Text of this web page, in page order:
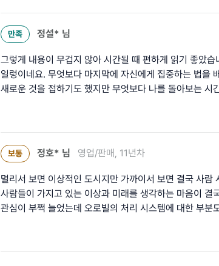
만족 정설* 님
그렇게 내용이 무겁지 않아 시간될 때 편하게 읽기 좋았
일렁이네요. 무엇보다 마지막에 자신에게 집중하는 법을
새로운 것을 접하기도 했지만 무엇보다 나를 돌아보는 시
보통 정호* 님 영업/판매, 11년차
멀리서 보면 이상적인 도시지만 가까이서 보면 결국 사
사람들이 가지고 있는 이상과 미래를 생각하는 마음이
관심이 부쩍 늘었는데 오로빌의 처리 시스템에 대한 부분